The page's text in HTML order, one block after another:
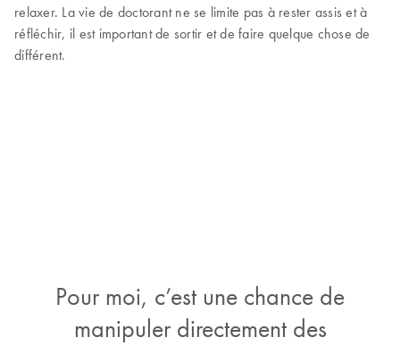
relaxer. La vie de doctorant ne se limite pas à rester assis et à
réfléchir, il est important de sortir et de faire quelque chose de
différent.
Pour moi, c’est une chance de
manipuler directement des